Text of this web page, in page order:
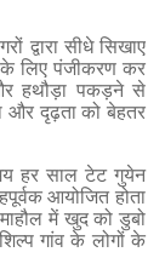
द्वारा सीधे सिखाए
के लिए पंजीकरण कर
हथौड़ा पकड़ने से
और दृढ़ता को बेहतर
हर साल टेट गुयेन
आयोजित होता
में खुद को डुबो
गांव के लोगों के